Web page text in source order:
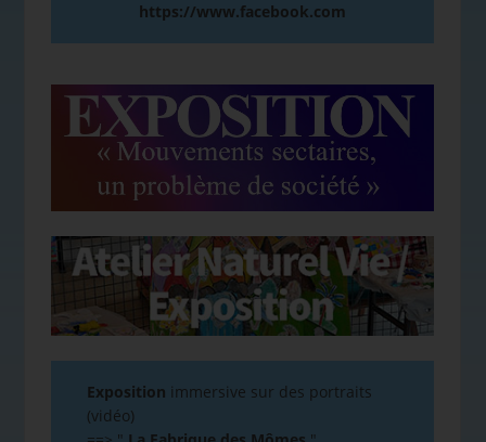
https://www.facebook.com
Exposition immersive sur des portraits
(vidéo)